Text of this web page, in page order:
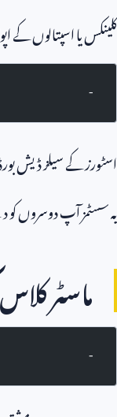
کلینکس یا اسپتالوں کے
-
اسٹورز کے سیلز ڈیش
یہ سسٹمز آپ دوسروں کو
ماسٹر
-